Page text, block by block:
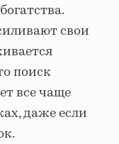
свои
поиск
все чаще
даже если